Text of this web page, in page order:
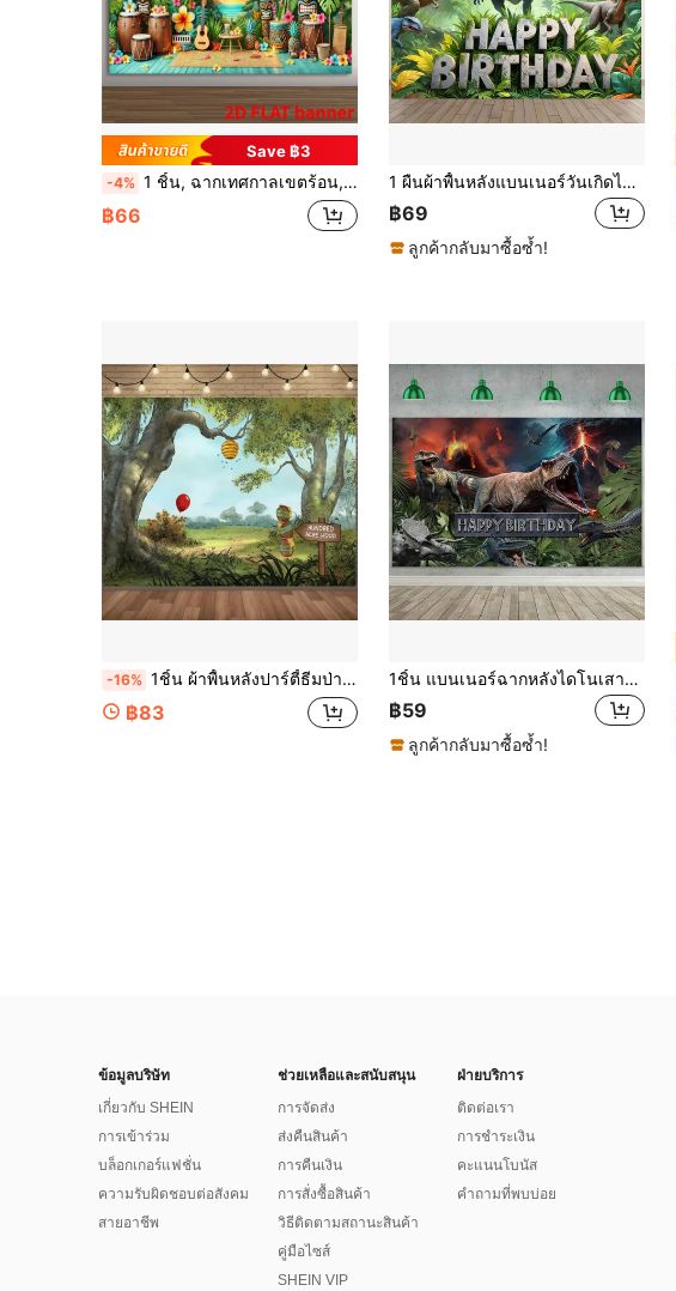
Save ฿3
-4% 1 ชิ้น, ฉากเทศกาลเขตร้อน, แบนเนอร์ปาร์ตี้ฮาวายชายหาดเขตร้อน, แบนเนอร์โรงรถธีมริมทะเลฤดูร้อนพร้อมต้นปาล์มและวิวทะเล, การตกแต่งอเนกประสงค์โพลีเอสเตอร์, เหมาะสำหรับรถทางเข้าวันเกิด
฿66
1 ผืนผ้าพื้นหลังแบนเนอร์วันเกิดไดโนเสาร์, ตกแต่งปาร์ตี้ไดโนเสาร์จูราสสิก, พื้นหลังปาร์ตี้วันเกิดอเนกประสงค์, เหมาะสำหรับการตกแต่งโต๊ะเค้ก, ฉากหลังถ่ายภาพ, และตกแต่งบ้าน/สวน/ห้องนั่งเล่น. อุปกรณ์ปาร์ตี้วันเกิดที่เหมาะสำหรับผู้ชื่นชอบไดโนเสาร์.
฿69
ลูกค้ากลับมาซื้อซ้ำ!
-16% 1ชิ้น ผ้าพื้นหลังปาร์ตี้ธีมป่า ลวดลายโถน้ำผึ้งป่า เหมาะสำหรับวันเกิด สตูดิโอถ่ายภาพเด็ก กิจกรรมธีมนิทาน ปาร์ตี้ ลานบ้าน ตกแต่งบ้าน ตกแต่งพื้นหลังภาพถ่าย
฿83
1ชิ้น แบนเนอร์ฉากหลังไดโนเสาร์สุขสันต์วันเกิด เด็กชาย ธีมไดโนปาร์ตี้วันเกิด การถ่ายภาพพื้นหลัง ป่าไดโนเสาร์โลกปาร์ตี้วันเกิด ตกแต่งอุปกรณ์ประกอบฉากบูธภาพถ่าย
฿59
ลูกค้ากลับมาซื้อซ้ำ!
ข้อมูลบริษัท
เกี่ยวกับ SHEIN
การเข้าร่วม
บล็อกเกอร์แฟชั่น
ความรับผิดชอบต่อสังคม
สายอาชีพ
ช่วยเหลือและสนับสนุน
การจัดส่ง
ส่งคืนสินค้า
การคืนเงิน
การสั่งซื้อสินค้า
วิธีติดตามสถานะสินค้า
คู่มือไซส์
SHEIN VIP
ฝ่ายบริการ
ติดต่อเรา
การชำระเงิน
คะแนนโบนัส
คำถามที่พบบ่อย